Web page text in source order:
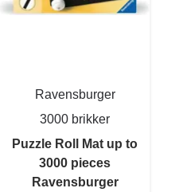
Ravensburger
3000 brikker
Puzzle Roll Mat up to
3000 pieces
Ravensburger